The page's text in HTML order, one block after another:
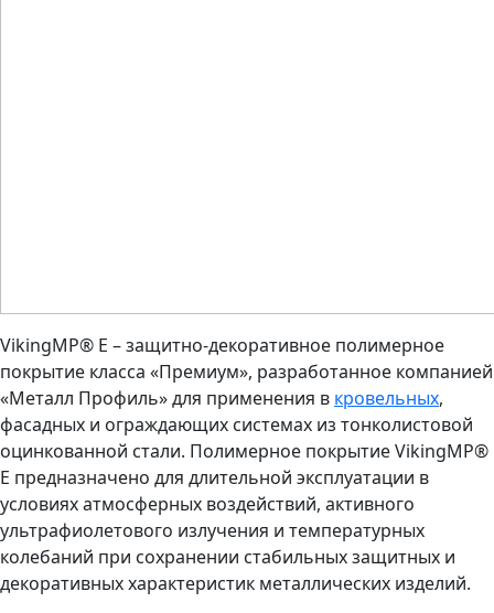
VikingMP® E – защитно-декоративное полимерное
покрытие класса «Премиум», разработанное компанией
«Металл Профиль» для применения в кровельных,
фасадных и ограждающих системах из тонколистовой
оцинкованной стали. Полимерное покрытие VikingMP®
E предназначено для длительной эксплуатации в
условиях атмосферных воздействий, активного
ультрафиолетового излучения и температурных
колебаний при сохранении стабильных защитных и
декоративных характеристик металлических изделий.